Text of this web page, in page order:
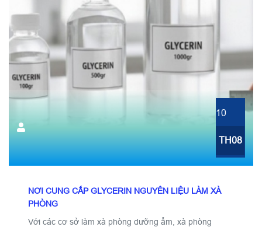
10
TH08
NƠI CUNG CẤP GLYCERIN NGUYÊN LIỆU LÀM XÀ
PHÒNG
Với các cơ sở làm xà phòng dưỡng ẩm, xà phòng